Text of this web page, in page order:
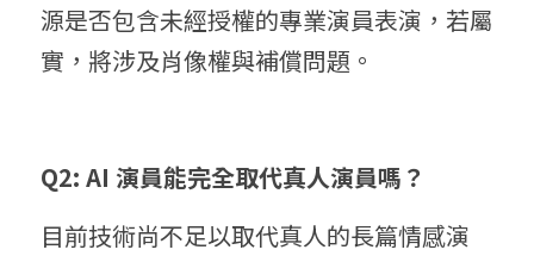
源是否包含未經授權的專業演員表演，若屬
實，將涉及肖像權與補償問題。
Q2: AI 演員能完全取代真人演員嗎？
目前技術尚不足以取代真人的長篇情感演